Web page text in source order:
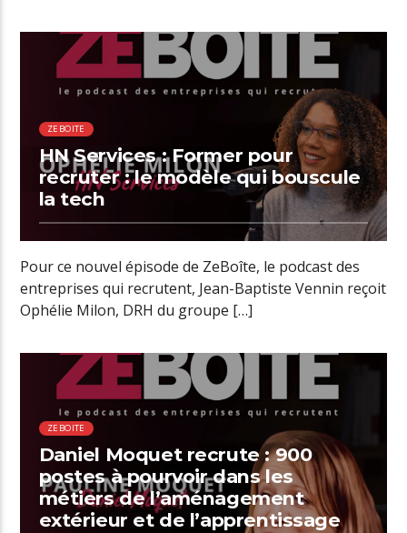
01:26 READ TIME
ZEBOITE
HN Services : Former pour
recruter : le modèle qui bouscule
la tech
Pour ce nouvel épisode de ZeBoîte, le podcast des
entreprises qui recrutent, Jean-Baptiste Vennin reçoit
Ophélie Milon, DRH du groupe […]
02:23 READ TIME
ZEBOITE
Daniel Moquet recrute : 900
postes à pourvoir dans les
métiers de l’aménagement
extérieur et de l’apprentissage